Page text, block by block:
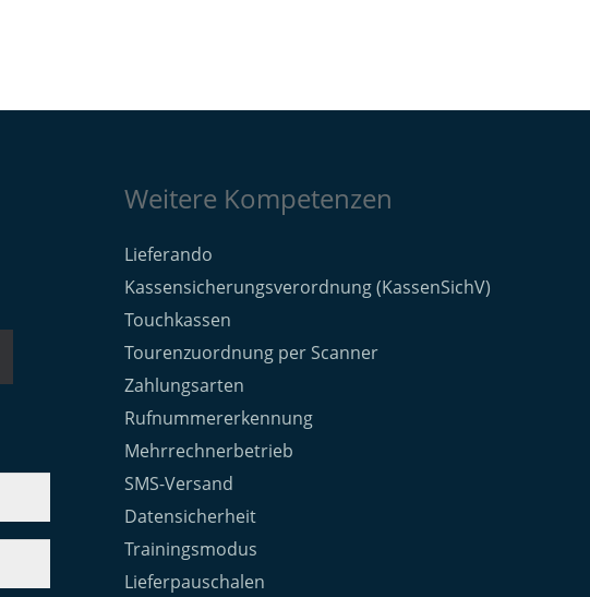
Weitere Kompetenzen
Lieferando
Kassensicherungsverordnung (KassenSichV)
Touchkassen
Tourenzuordnung per Scanner
Zahlungsarten
Rufnummererkennung
Mehrrechnerbetrieb
SMS-Versand
Datensicherheit
Trainingsmodus
Lieferpauschalen